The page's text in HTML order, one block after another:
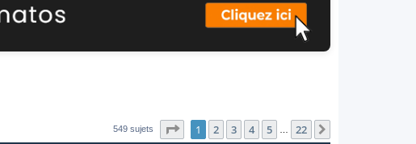
549 sujets Page sur22
1 2 3 4 5 22